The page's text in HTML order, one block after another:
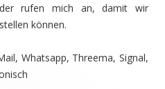
rufen mich an, damit wir
können.
Whatsapp, Threema, Signal,